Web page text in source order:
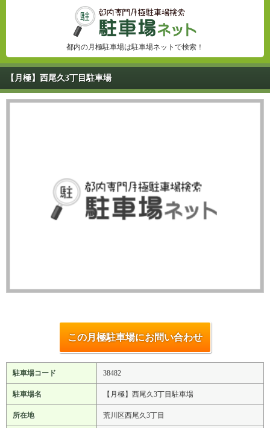
都内の月極駐車場は駐車場ネットで検索！
【月極】西尾久3丁目駐車場
この月極駐車場にお問い合わせ
駐車場コード 38482
駐車場名 【月極】西尾久3丁目駐車場
所在地 荒川区西尾久3丁目